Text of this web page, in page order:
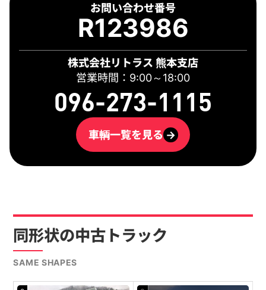
お問い合わせ番号
R123986
株式会社リトラス 熊本支店
営業時間：9:00～18:00
096-273-1115
車輌一覧を見る →
同形状の中古トラック
SAME SHAPES